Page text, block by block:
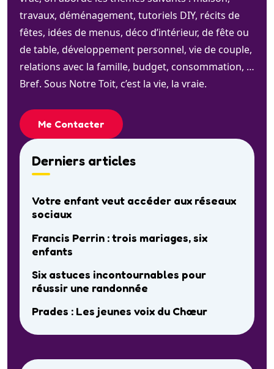
travaux, déménagement, tutoriels DIY, récits de
fêtes, idées de menus, déco d’intérieur, de fête ou
de table, développement personnel, vie de couple,
relations avec la famille, budget, consommation, …
Bref. Sous Notre Toit, c’est la vie, la vraie.
Me Contacter
Derniers articles
Votre enfant veut accéder aux réseaux
sociaux
Francis Perrin : trois mariages, six
enfants
Six astuces incontournables pour
réussir une randonnée
Prades : Les jeunes voix du Chœur